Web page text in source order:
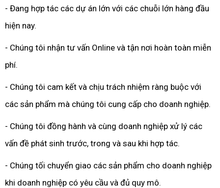
- Đang hợp tác các dự án lớn với các chuỗi lớn hàng đầu
hiện nay.
- Chúng tôi nhận tư vấn Online và tận nơi hoàn toàn miễn
phí.
- Chúng tôi cam kết và chịu trách nhiệm ràng buộc với
các sản phẩm mà chúng tôi cung cấp cho doanh nghiệp.
- Chúng tôi đồng hành và cùng doanh nghiệp xử lý các
vấn đề phát sinh trước, trong và sau khi hợp tác.
- Chúng tối chuyển giao các sản phẩm cho doanh nghiệp
khi doanh nghiệp có yêu cầu và đủ quy mô.